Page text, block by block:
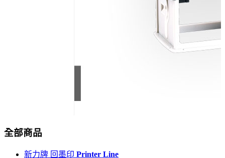
全部商品
新力牌 回墨印 Printer Line